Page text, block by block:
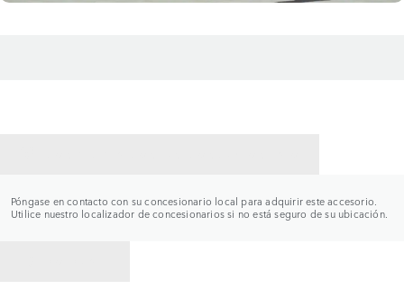
Póngase en contacto con su concesionario local para adquirir este accesorio.
Utilice nuestro localizador de concesionarios si no está seguro de su ubicación.